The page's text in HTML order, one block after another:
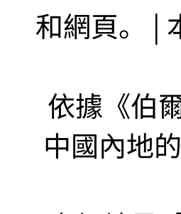
和網頁。 |
依據《伯
中國內地